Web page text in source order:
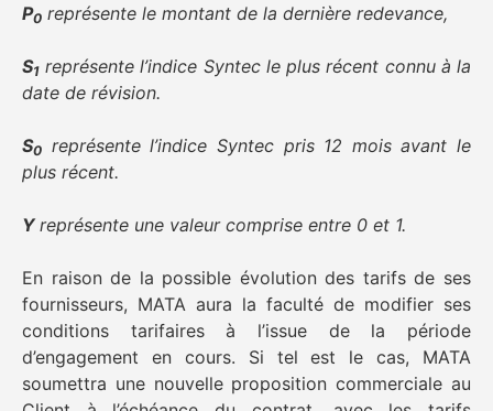
P0 représente le montant de la dernière redevance,
S1 représente l’indice Syntec le plus récent connu à la
date de révision.
S0 représente l’indice Syntec pris 12 mois avant le
plus récent.
Yreprésente une valeur comprise entre 0 et 1.
En raison de la possible évolution des tarifs de ses
fournisseurs, MATA aura la faculté de modifier ses
conditions tarifaires à l’issue de la période
d’engagement en cours. Si tel est le cas, MATA
soumettra une nouvelle proposition commerciale au